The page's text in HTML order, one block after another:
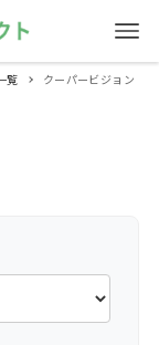
覧 クーパービジョン